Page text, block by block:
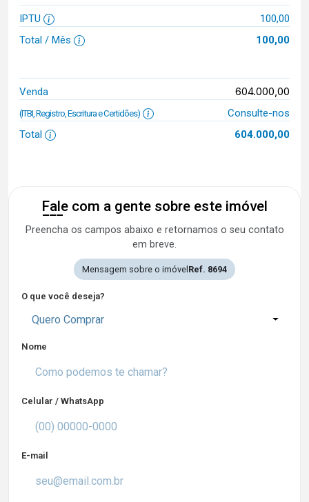
IPTU
100,00
Total / Mês
100,00
Venda 604.000,00
(ITBI, Registro, Escritura e Certidões)
Consulte-nos
Total
604.000,00
Fale com a gente sobre este imóvel
Preencha os campos abaixo e retornamos o seu contato
em breve.
Mensagem sobre o imóvelRef. 8694
O que você deseja?
Quero Comprar
Nome
Celular / WhatsApp
E-mail